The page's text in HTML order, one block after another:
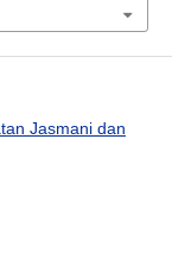
Jasmani dan